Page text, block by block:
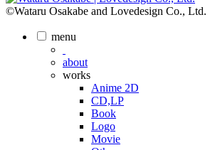
©Wataru Osakabe and Lovedesign Co., Ltd.
menu
about
works
Anime 2D
CD,LP
Book
Logo
Movie